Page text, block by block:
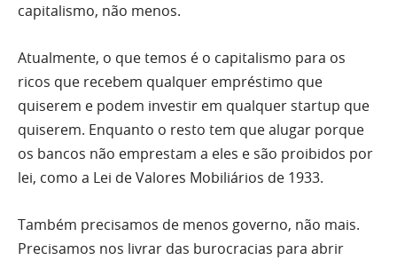
capitalismo, não menos.
Atualmente, o que temos é o capitalismo para os
ricos que recebem qualquer empréstimo que
quiserem e podem investir em qualquer startup que
quiserem. Enquanto o resto tem que alugar porque
os bancos não emprestam a eles e são proibidos por
lei, como a Lei de Valores Mobiliários de 1933.
Também precisamos de menos governo, não mais.
Precisamos nos livrar das burocracias para abrir